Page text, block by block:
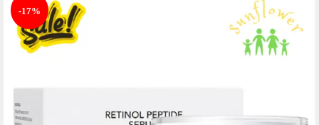
-17%